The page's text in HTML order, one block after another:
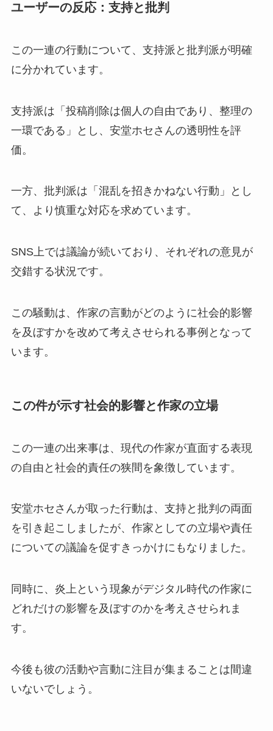
ユーザーの反応：支持と批判
この一連の行動について、支持派と批判派が明確
に分かれています。
支持派は「投稿削除は個人の自由であり、整理の
一環である」とし、安堂ホセさんの透明性を評
価。
一方、批判派は「混乱を招きかねない行動」とし
て、より慎重な対応を求めています。
SNS上では議論が続いており、それぞれの意見が
交錯する状況です。
この騒動は、作家の言動がどのように社会的影響
を及ぼすかを改めて考えさせられる事例となって
います。
この件が示す社会的影響と作家の立場
この一連の出来事は、現代の作家が直面する表現
の自由と社会的責任の狭間を象徴しています。
安堂ホセさんが取った行動は、支持と批判の両面
を引き起こしましたが、作家としての立場や責任
についての議論を促すきっかけにもなりました。
同時に、炎上という現象がデジタル時代の作家に
どれだけの影響を及ぼすのかを考えさせられま
す。
今後も彼の活動や言動に注目が集まることは間違
いないでしょう。